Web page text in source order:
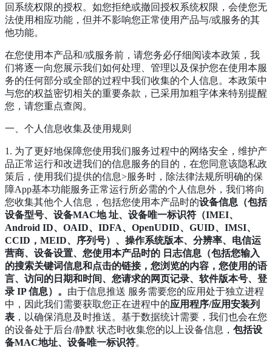
回系统权限的授权。如您拒绝或撤回授权系统权限，会使您无
法使用相应功能，但并不影响您正常使用产品与/或服务的其
他功能。
在您使用本产品和/或服务前，请您务必仔细阅读本政策，我
们将逐一向您展示我们如何处理、管理以及保护您在使用本服
务的任何部分或全部的过程中我们收集的个人信息。本政策中
与您的权益密切相关的重要条款，已采用加粗字体来特别提醒
您，请您重点查阅。
一、个人信息收集及使用规则
1. 为了更好地保障您使用我们服务过程中的网络安全，维护产
品正常运行和改进我们的信息服务的目的，在您同意该隐私政
策后，使用我们提供的信息>服务时，除法律法规所明确的保
障App基本功能服务正常运行所必需的个人信息外，我们将向
您收集其他个人信息，包括您使用本产品时的设备信息（包括
设备型号、设备MAC地 址、设备唯一标识符（IMEI、
Android ID、OAID、IDFA、OpenUDID、GUID、IMSI、
CCID，MEID、序列号）、操作系统版本、分辨率、电信运
营商、设备设置、您使用本产品时的 日志信息（包括您输入
的搜索关键词信息和点击的链接，您浏览的内容，您使用的语
言、访问的日期和时间、您请求的网页记录、软件版本号、登
录 IP 信息）。 由于信息推送 服务需要您的应用处于独立进程
中，因此我们需要获取您正在进程中的应用程序/应用安装列
表 ，以确保消息及时推送。基于数据统计需要，我们也会在您
的设备处于后台/静默 状态时收集您的以上设备信息， 包括设
备MAC地址、设备唯一标识符。